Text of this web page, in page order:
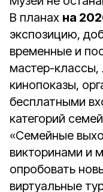
В планах на
экспозицию,
временные и
мастер-классы,
кинопоказы,
бесплатными
категорий
«Семейные
викторинами и
опробовать
виртуальные